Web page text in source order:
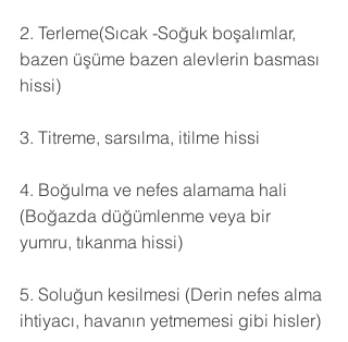
2. Terleme(Sıcak -Soğuk boşalımlar,
bazen üşüme bazen alevlerin basması
hissi)
3. Titreme, sarsılma, itilme hissi
4. Boğulma ve nefes alamama hali
(Boğazda düğümlenme veya bir
yumru, tıkanma hissi)
5. Soluğun kesilmesi (Derin nefes alma
ihtiyacı, havanın yetmemesi gibi hisler)